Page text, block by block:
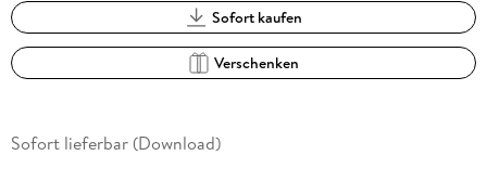
Sofort kaufen
Verschenken
Sofort lieferbar (Download)